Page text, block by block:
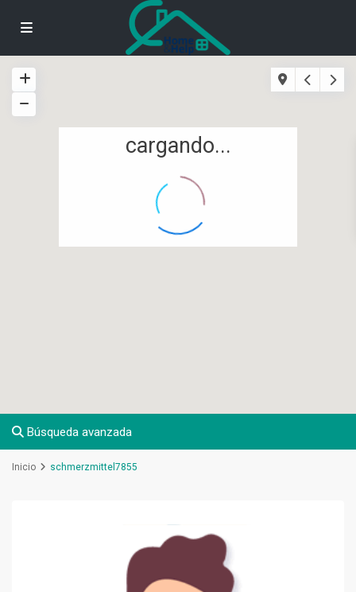
cargando...
Búsqueda avanzada
Inicio schmerzmittel7855